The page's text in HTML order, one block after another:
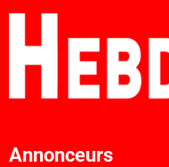
Annonceurs